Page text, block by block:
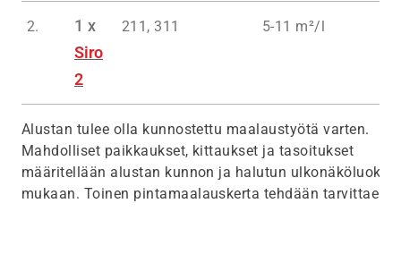
2.
1 x
Siro
2
211, 311 5-11 m²/l
Alustan tulee olla kunnostettu maalaustyötä varten.
Mahdolliset paikkaukset, kittaukset ja tasoitukset
määritellään alustan kunnon ja halutun ulkonäköluokan
mukaan. Toinen pintamaalauskerta tehdään